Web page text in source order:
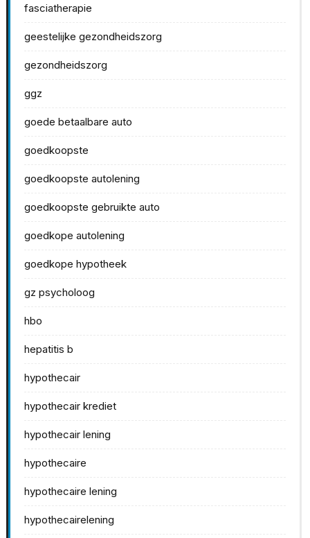
fasciatherapie
geestelijke gezondheidszorg
gezondheidszorg
ggz
goede betaalbare auto
goedkoopste
goedkoopste autolening
goedkoopste gebruikte auto
goedkope autolening
goedkope hypotheek
gz psycholoog
hbo
hepatitis b
hypothecair
hypothecair krediet
hypothecair lening
hypothecaire
hypothecaire lening
hypothecairelening